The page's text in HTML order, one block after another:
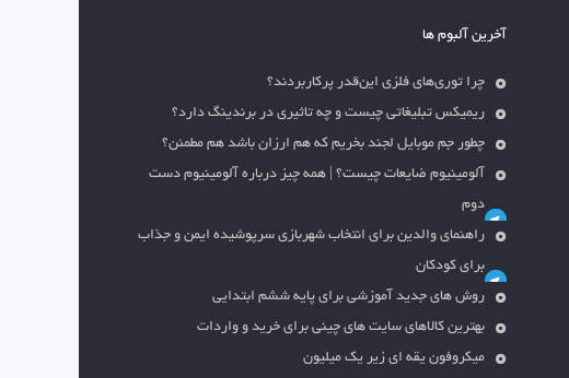
آخرین آلبوم ها
چرا توری‌های فلزی این‌قدر پرکاربردند؟
ریمیکس تبلیغاتی چیست و چه تاثیری در برندینگ دارد؟
چطور جم موبایل لجند بخریم که هم ارزان باشد هم مطمئن؟
آلومینیوم ضایعات چیست؟ | همه چیز درباره آلومینیوم دست
دوم
راهنمای والدین برای انتخاب شهربازی سرپوشیده ایمن و جذاب
برای کودکان
روش های جدید آموزشی برای پایه ششم ابتدایی
بهترین کالاهای سایت های چینی برای خرید و واردات
میکروفون یقه ای زیر یک میلیون